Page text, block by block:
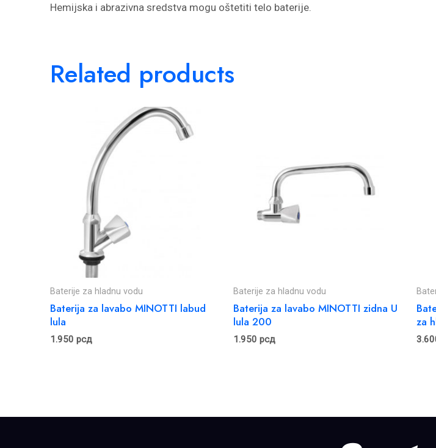
Hemijska i abrazivna sredstva mogu oštetiti telo baterije.
Related products
Baterije za hladnu vodu
Baterija za lavabo MINOTTI labud
lula
1.950 рсд
Baterije za hladnu vodu
Baterija za lavabo MINOTTI zidna U
lula 200
1.950 рсд
za